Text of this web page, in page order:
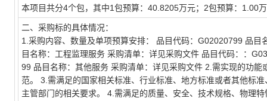
本项目共分4个包，其中1包预算：40.8205万元；2包预算：1.00
二、采购标的具体情况：
1.采购内容、数量及单项预算安排： 品目代码：G02020799 品
目名称：工程监理服务 采购清单：详见采购文件 品目代码：：
99 品目名称：其他服务 采购清单：详见采购文件 2.需实现的功
范。 3.需满足的国家相关标准、行业标准、地方标准或者其他标
主管部门的相关要求。 4.需满足的质量、安全、技术规格、物理